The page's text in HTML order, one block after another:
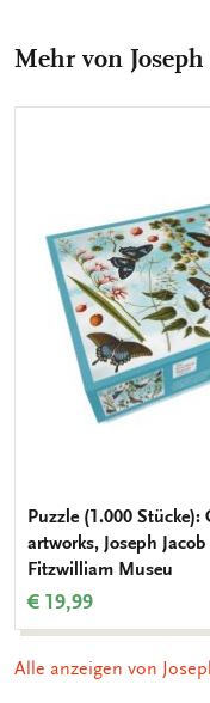
Mehr von
Puzzle (1.000 Stücke):
artworks, Joseph
Fitzwilliam Museu
€ 19,99
Alle anzeigen von